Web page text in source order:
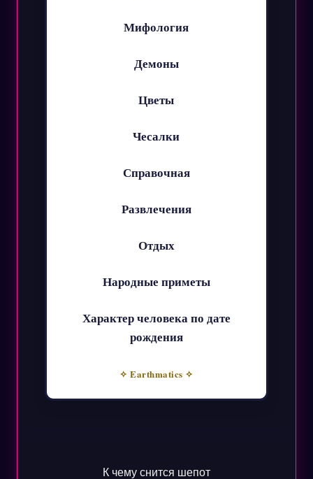
Мифология
Демоны
Цветы
Чесалки
Справочная
Развлечения
Отдых
Народные приметы
Характер человека по дате
рождения
✧ Earthmatics ✧
К чему снится шепот